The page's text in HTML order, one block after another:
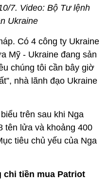
7. Video: Bộ Tư lệnh
Ukraine
Có 4 công ty Ukraine
Mỹ - Ukraine đang sản
chúng tôi cần bây giờ
nhà lãnh đạo Ukraine
trên sau khi Nga
tên lửa và khoảng 400
tiêu chủ yếu của Nga
chi tiền mua Patriot